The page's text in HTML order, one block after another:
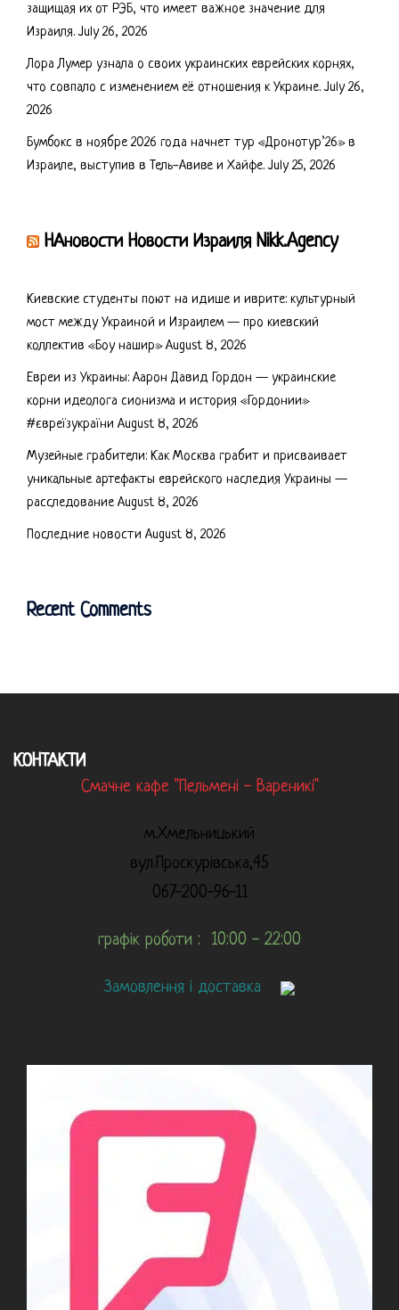
защищая их от РЭБ, что имеет важное значение для
Израиля. July 26, 2026
Лора Лумер узнала о своих украинских еврейских корнях,
что совпало с изменением её отношения к Украине. July 26,
2026
Бумбокс в ноябре 2026 года начнет тур «Дронотур’26» в
Израиле, выступив в Тель-Авиве и Хайфе. July 25, 2026
НАновости Новости Израиля Nikk.Agency
Киевские студенты поют на идише и иврите: культурный
мост между Украиной и Израилем — про киевский
коллектив «Боу нашир» August 8, 2026
Евреи из Украины: Аарон Давид Гордон — украинские
корни идеолога сионизма и история «Гордонии»
#євреїзукраїни August 8, 2026
Музейные грабители: Как Москва грабит и присваивает
уникальные артефакты еврейского наследия Украины —
расследование August 8, 2026
Последние новости August 8, 2026
Recent Comments
КОНТАКТИ
Смачне кафе "Пельмені - Вареникі"
м.Хмельницький
вул.Проскурівська,45
067-200-96-11
графік роботи : 10:00 - 22:00
Замовлення і доставка